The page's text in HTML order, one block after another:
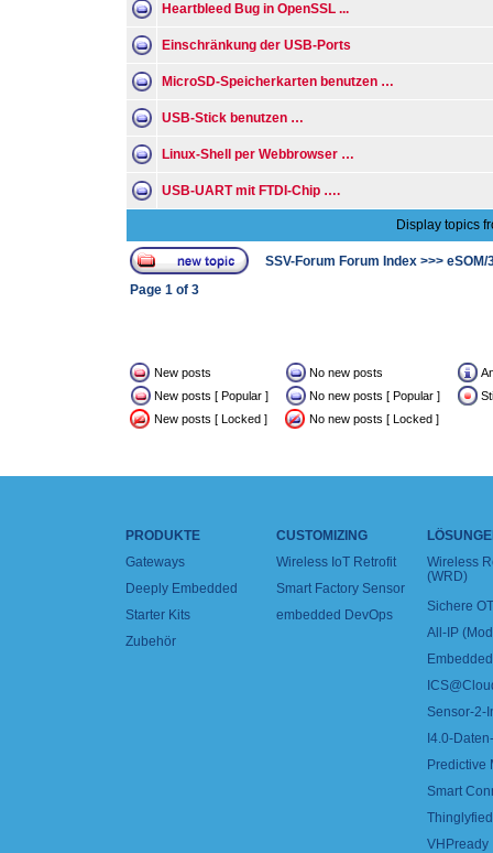
Heartbleed Bug in OpenSSL ...
Einschränkung der USB-Ports
MicroSD-Speicherkarten benutzen …
USB-Stick benutzen …
Linux-Shell per Webbrowser …
USB-UART mit FTDI-Chip ….
Display topics
SSV-Forum Forum Index >>> eSOM/
Page 1 of 3
New posts No new posts
New posts [ Popular ]
No new posts [ Popular ]
New posts [ Locked ]
No new posts [ Locked ]
PRODUKTE
Gateways
Deeply Embedded
Starter Kits
Zubehör
CUSTOMIZING
Wireless IoT Retrofit
Smart Factory Sensor
embedded DevOps
Wireless
(WRD)
Sichere
All-IP
Sensor-2-
I4.0-
Predictive
Smart
VHPready